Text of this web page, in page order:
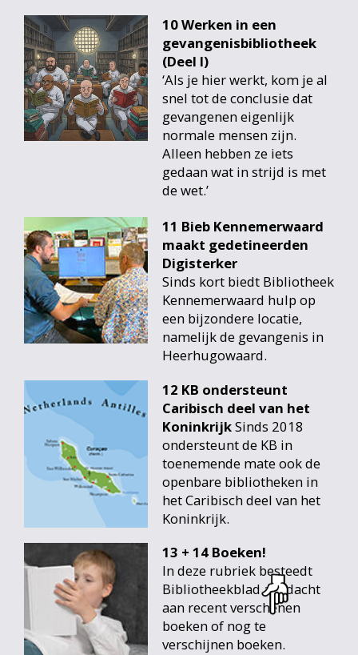
13 + 14 Boeken!
In deze rubriek besteedt
Bibliotheekblad aandacht
aan recent verschenen
boeken of nog te
verschijnen boeken.
11 Bieb Kennemerwaard
maakt gedetineerden
Digisterker
Sinds kort biedt Bibliotheek
Kennemerwaard hulp op
een bijzondere locatie,
namelijk de gevangenis in
Heerhugowaard.
10 Werken in een
gevangenisbibliotheek
(Deel I)
‘Als je hier werkt, kom je al
snel tot de conclusie dat
gevangenen eigenlijk
normale mensen zijn.
Alleen hebben ze iets
gedaan wat in strijd is met
de wet.’
12 KB ondersteunt
Caribisch deel van het
KoninkrijkSinds 2018
ondersteunt de KB in
toenemende mate ook de
openbare bibliotheken in
het Caribisch deel van het
Koninkrijk.